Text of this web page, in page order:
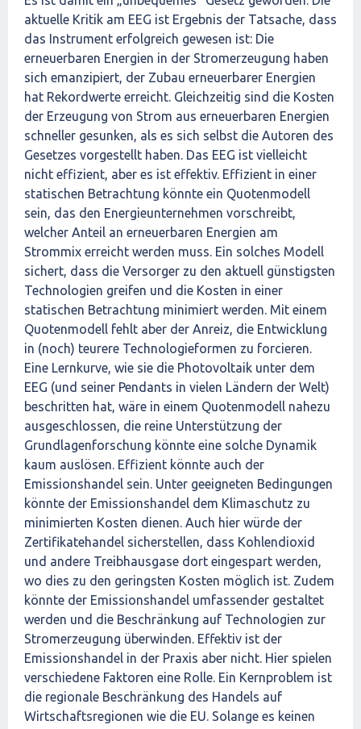
aktuelle Kritik am EEG ist Ergebnis der Tatsache, dass
das Instrument erfolgreich gewesen ist: Die
erneuerbaren Energien in der Stromerzeugung haben
sich emanzipiert, der Zubau erneuerbarer Energien
hat Rekordwerte erreicht. Gleichzeitig sind die Kosten
der Erzeugung von Strom aus erneuerbaren Energien
schneller gesunken, als es sich selbst die Autoren des
Gesetzes vorgestellt haben. Das EEG ist vielleicht
nicht effizient, aber es ist effektiv. Effizient in einer
statischen Betrachtung könnte ein Quotenmodell
sein, das den Energieunternehmen vorschreibt,
welcher Anteil an erneuerbaren Energien am
Strommix erreicht werden muss. Ein solches Modell
sichert, dass die Versorger zu den aktuell günstigsten
Technologien greifen und die Kosten in einer
statischen Betrachtung minimiert werden. Mit einem
Quotenmodell fehlt aber der Anreiz, die Entwicklung
in (noch) teurere Technologieformen zu forcieren.
Eine Lernkurve, wie sie die Photovoltaik unter dem
EEG (und seiner Pendants in vielen Ländern der Welt)
beschritten hat, wäre in einem Quotenmodell nahezu
ausgeschlossen, die reine Unterstützung der
Grundlagenforschung könnte eine solche Dynamik
kaum auslösen. Effizient könnte auch der
Emissionshandel sein. Unter geeigneten Bedingungen
könnte der Emissionshandel dem Klimaschutz zu
minimierten Kosten dienen. Auch hier würde der
Zertifikatehandel sicherstellen, dass Kohlendioxid
und andere Treibhausgase dort eingespart werden,
wo dies zu den geringsten Kosten möglich ist. Zudem
könnte der Emissionshandel umfassender gestaltet
werden und die Beschränkung auf Technologien zur
Stromerzeugung überwinden. Effektiv ist der
Emissionshandel in der Praxis aber nicht. Hier spielen
verschiedene Faktoren eine Rolle. Ein Kernproblem ist
die regionale Beschränkung des Handels auf
Wirtschaftsregionen wie die EU. Solange es keinen